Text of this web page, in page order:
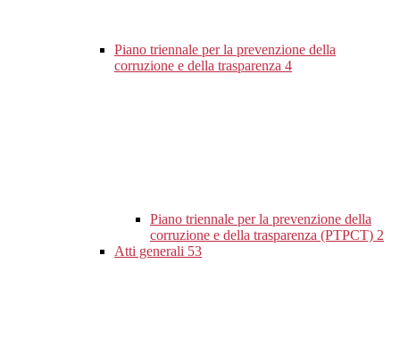
Piano triennale per la prevenzione della
corruzione e della trasparenza 4
Piano triennale per la prevenzione della
corruzione e della trasparenza (PTPCT) 2
Atti generali 53